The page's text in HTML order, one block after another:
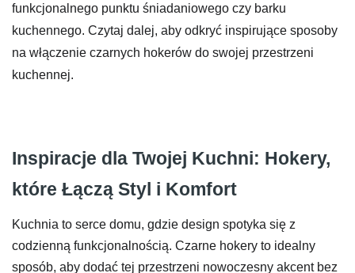
funkcjonalnego punktu śniadaniowego czy barku
kuchennego. Czytaj dalej, aby odkryć inspirujące sposoby
na włączenie czarnych hokerów do swojej przestrzeni
kuchennej.
Inspiracje dla Twojej Kuchni: Hokery,
które Łączą Styl i Komfort
Kuchnia to serce domu, gdzie design spotyka się z
codzienną funkcjonalnością. Czarne hokery to idealny
sposób, aby dodać tej przestrzeni nowoczesny akcent bez